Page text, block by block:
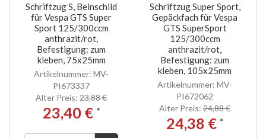
Schriftzug S, Beinschild
für Vespa GTS Super
Sport 125/300ccm
anthrazit/rot,
Befestigung: zum
kleben, 75x25mm
Artikelnummer: MV-
PI673337
Alter Preis: 23,88 €
23,40 € *
Schriftzug Super Sport,
Gepäckfach für Vespa
GTS SuperSport
125/300ccm
anthrazit/rot,
Befestigung: zum
kleben, 105x25mm
Artikelnummer: MV-
PI672062
Alter Preis: 24,88 €
24,38 € *